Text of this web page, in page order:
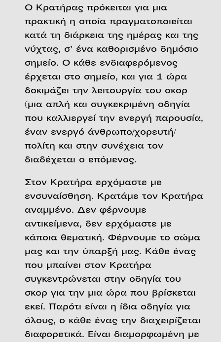
Ο Κρατήρας πρόκειται για μια
πρακτική η οποία πραγματοποιείται
κατά τη διάρκεια της ημέρας και της
νύχτας, σ’ ένα καθορισμένο δημόσιο
σημείο. Ο κάθε ενδιαφερόμενος
έρχεται στο σημείο, και για 1 ώρα
δοκιμάζει την λειτουργία του σκορ
(μια απλή και συγκεκριμένη οδηγία
που καλλιεργεί την ενεργή παρουσία,
έναν ενεργό άνθρωπο/χορευτή/
πολίτη και στην συνέχεια τον
διαδέχεται ο επόμενος.
Στον Κρατήρα ερχόμαστε με
ενσυναίσθηση. Κρατάμε τον Κρατήρα
αναμμένο. Δεν φέρνουμε
αντικείμενα, δεν ερχόμαστε με
κάποια θεματική. Φέρνουμε το σώμα
μας και την ύπαρξή μας. Κάθε ένας
που μπαίνει στον Κρατήρα
συγκεντρώνεται στην οδηγία του
σκορ για την μια ώρα που βρίσκεται
εκεί. Παρότι είναι η ίδια οδηγία για
όλους, ο κάθε ένας την διαχειρίζεται
διαφορετικά. Είναι διαμορφωμένη με